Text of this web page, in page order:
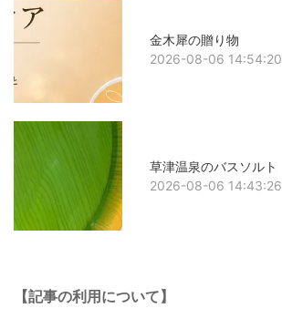
金木犀の贈り物
2026-08-06 14:54:20
草津温泉のバスソルト
2026-08-06 14:43:26
【記事の利用について】